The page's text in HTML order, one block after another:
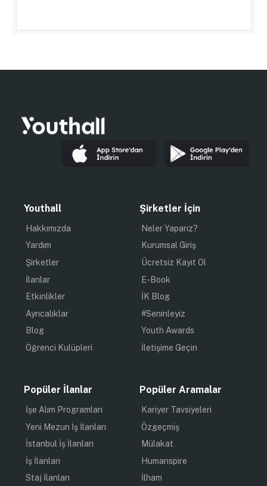
Youthall
Hakkımızda
Yardım
Şirketler
İlanlar
Etkinlikler
Ayrıcalıklar
Blog
Öğrenci Kulüpleri
Şirketler İçin
Neler Yaparız?
Kurumsal Giriş
Ücretsiz Kayıt Ol
E-Book
İK Blog
#Seninleyiz
Youth Awards
İletişime Geçin
Popüler İlanlar
İşe Alım Programları
Yeni Mezun İş İlanları
İstanbul İş İlanları
İş İlanları
Staj İlanları
Popüler Aramalar
Kariyer Tavsiyeleri
Özgeçmiş
Mülakat
Humanspire
İlham